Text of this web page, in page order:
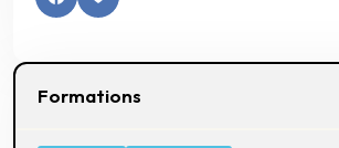
Formations